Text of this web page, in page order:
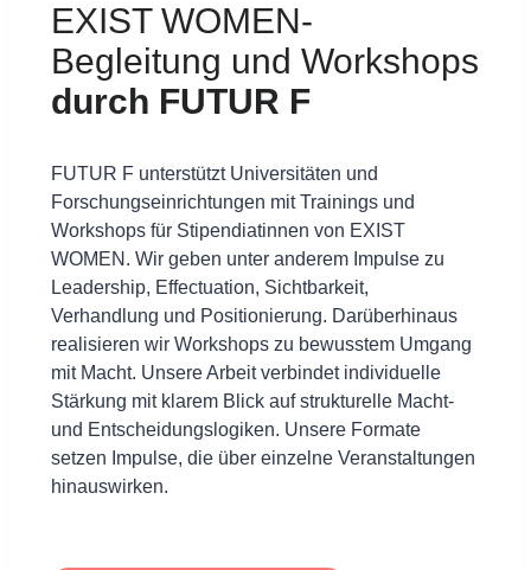
EXIST WOMEN-
Begleitung und Workshops
durch FUTUR F
FUTUR F unterstützt Universitäten und
Forschungseinrichtungen mit Trainings und
Workshops für Stipendiatinnen von EXIST
WOMEN. Wir geben unter anderem Impulse zu
Leadership, Effectuation, Sichtbarkeit,
Verhandlung und Positionierung. Darüberhinaus
realisieren wir Workshops zu bewusstem Umgang
mit Macht. Unsere Arbeit verbindet individuelle
Stärkung mit klarem Blick auf strukturelle Macht-
und Entscheidungslogiken. Unsere Formate
setzen Impulse, die über einzelne Veranstaltungen
hinauswirken.